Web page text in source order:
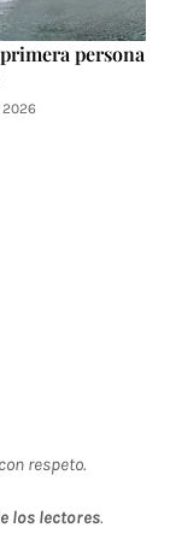
persona
2026
respeto.
los lectores.